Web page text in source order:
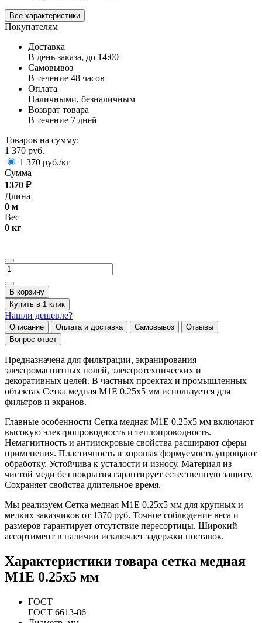
Все характеристики
Покупателям
Доставка
В день заказа, до 14:00
Самовывоз
В течение 48 часов
Оплата
Наличными, безналичным
Возврат товара
В течение 7 дней
Товаров на сумму:
1 370 руб.
1 370 руб./кг
Сумма
1370 ₽
Длина
0 м
Вес
0 кг
В корзину
Купить в 1 клик
Нашли дешевле?
Описание Оплата и доставка Самовывоз
Отзывы
Вопрос-ответ
Предназначена для фильтрации, экранирования
электромагнитных полей, электротехнических и
декоративных целей. В частных проектах и промышленных
объектах Сетка медная М1Е 0.25х5 мм используется для
фильтров и экранов.
Главные особенности Сетка медная М1Е 0.25х5 мм включают
высокую электропроводность и теплопроводность.
Немагнитность и антиискровые свойства расширяют сферы
применения. Пластичность и хорошая формуемость упрощают
обработку. Устойчива к усталости и износу. Материал из
чистой меди без покрытия гарантирует естественную защиту.
Сохраняет свойства длительное время.
Мы реализуем Сетка медная М1Е 0.25х5 мм для крупных и
мелких заказчиков от 1370 руб. Точное соблюдение веса и
размеров гарантирует отсутствие пересортицы. Широкий
ассортимент в наличии исключает задержки поставок.
Характеристики товара сетка медная
М1Е 0.25х5 мм
ГОСТ
ГОСТ 6613-86